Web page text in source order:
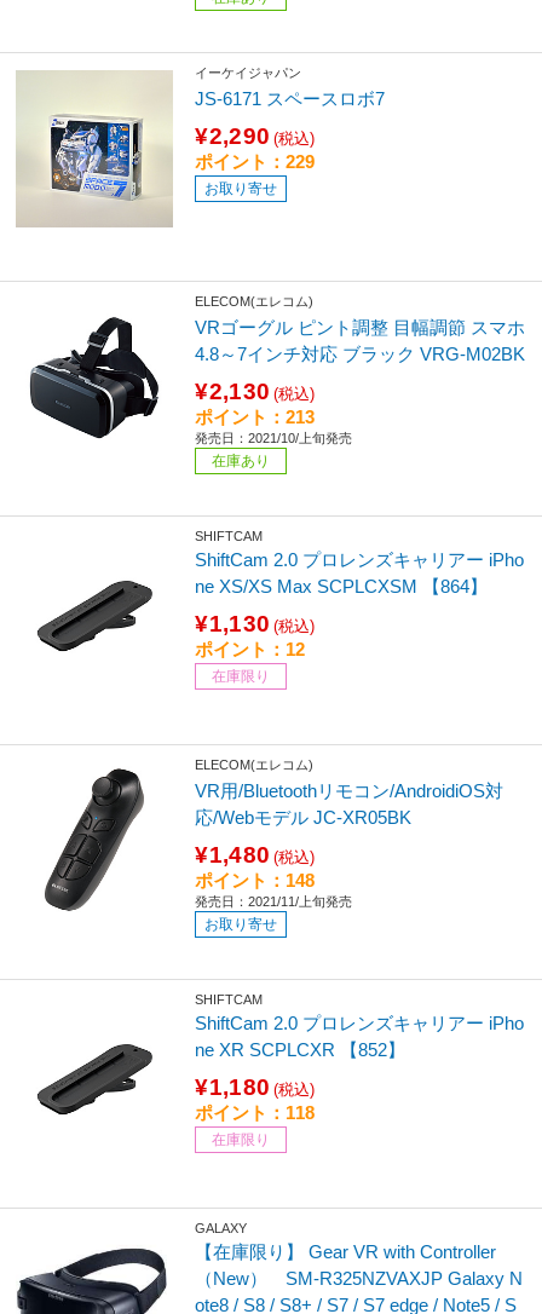
イーケイジャパン
JS-6171 スペースロボ7
¥2,290 (税込)
ポイント：229
お取り寄せ
ELECOM(エレコム)
VRゴーグル ピント調整 目幅調節 スマホ
4.8～7インチ対応 ブラック VRG-M02BK
¥2,130 (税込)
ポイント：213
発売日：2021/10/上旬発売
在庫あり
SHIFTCAM
ShiftCam 2.0 プロレンズキャリアー iPho
ne XS/XS Max SCPLCXSM 【864】
¥1,130 (税込)
ポイント：12
在庫限り
ELECOM(エレコム)
VR用/Bluetoothリモコン/AndroidiOS対
応/Webモデル JC-XR05BK
¥1,480 (税込)
ポイント：148
発売日：2021/11/上旬発売
お取り寄せ
SHIFTCAM
ShiftCam 2.0 プロレンズキャリアー iPho
ne XR SCPLCXR 【852】
¥1,180 (税込)
ポイント：118
在庫限り
GALAXY
【在庫限り】 Gear VR with Controller
（New） SM-R325NZVAXJP Galaxy N
ote8 / S8 / S8+ / S7 / S7 edge / Note5 / S